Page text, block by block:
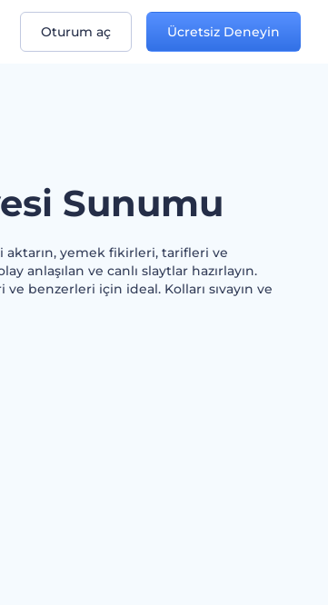
Oturum aç Ücretsiz Deneyin
Sunumu
yemek fikirleri, tarifleri ve
anlaşılan ve canlı slaytlar hazırlayın.
benzerleri için ideal. Kolları sıvayın ve